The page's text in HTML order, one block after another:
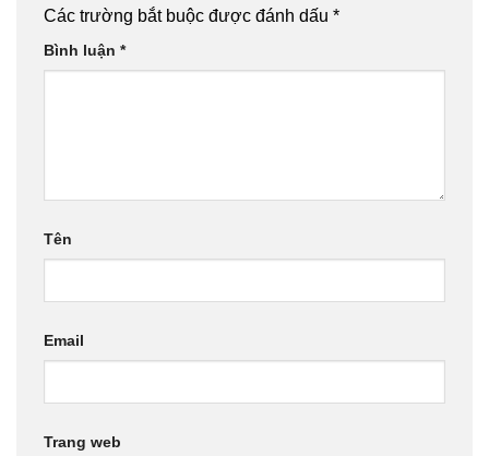
Các trường bắt buộc được đánh dấu *
Bình luận *
Tên
Email
Trang web